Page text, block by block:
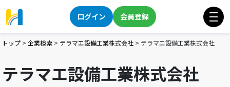
ログイン 会員登録
トップ > 企業検索 > テラマエ設備工業株式会社 > テラマエ設備工業株式会社
テラマエ設備工業株式会社